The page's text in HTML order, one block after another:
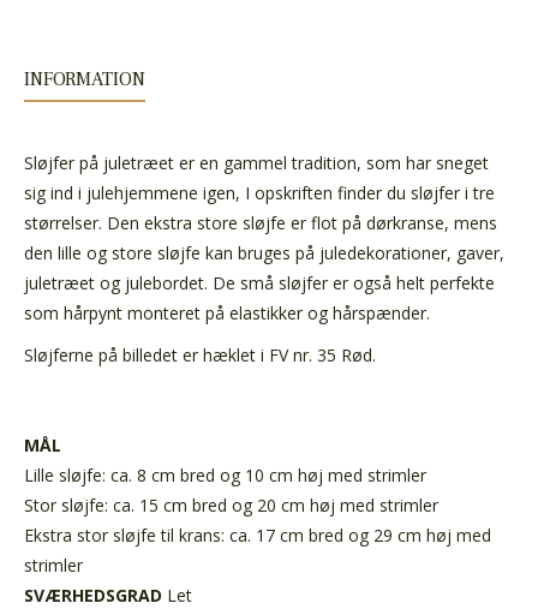
INFORMATION
Sløjfer på juletræet er en gammel tradition, som har sneget
sig ind i julehjemmene igen, I opskriften finder du sløjfer i tre
størrelser. Den ekstra store sløjfe er flot på dørkranse, mens
den lille og store sløjfe kan bruges på juledekorationer, gaver,
juletræet og julebordet. De små sløjfer er også helt perfekte
som hårpynt monteret på elastikker og hårspænder.
Sløjferne på billedet er hæklet i FV nr. 35 Rød.
MÅL
Lille sløjfe: ca. 8 cm bred og 10 cm høj med strimler
Stor sløjfe: ca. 15 cm bred og 20 cm høj med strimler
Ekstra stor sløjfe til krans: ca. 17 cm bred og 29 cm høj med
strimler
SVÆRHEDSGRAD Let